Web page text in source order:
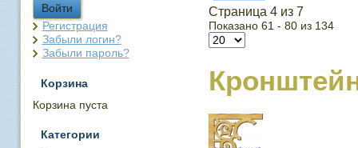
Войти
Регистрация
Забыли логин?
Забыли пароль?
Корзина
Корзина пуста
Категории
Страница 4 из 7
Показано 61 - 80 из 134